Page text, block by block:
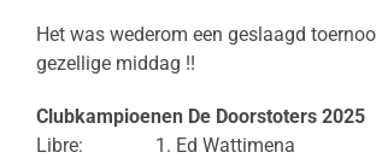
Het was wederom een geslaagd
gezellige middag !!
Clubkampioenen De Doorstoters 2025
Libre: 1. Ed Wattimena